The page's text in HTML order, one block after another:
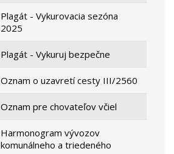
Plagát - Vykurovacia sezóna
2025
Plagát - Vykuruj bezpečne
Oznam o uzavretí cesty III/2560
Oznam pre chovateľov včiel
Harmonogram vývozov
komunálneho a triedeného